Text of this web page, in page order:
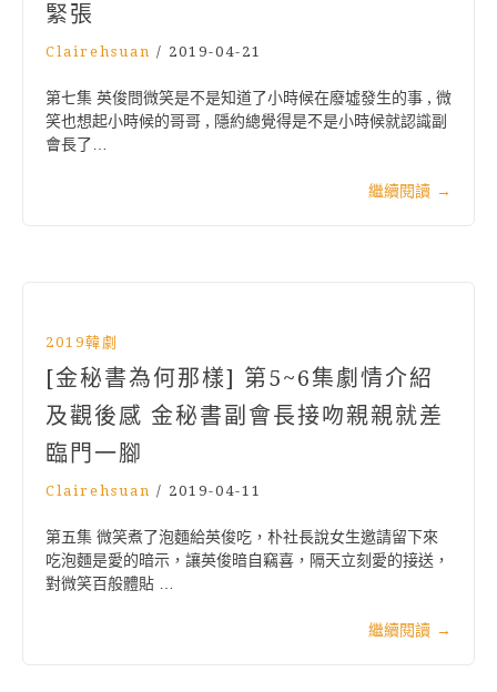
緊張
Clairehsuan / 2019-04-21
第七集 英俊問微笑是不是知道了小時候在廢墟發生的事 , 微
笑也想起小時候的哥哥 , 隱約總覺得是不是小時候就認識副
會長了…
繼續閱讀 →
2019韓劇
[金秘書為何那樣] 第5~6集劇情介紹
及觀後感 金秘書副會長接吻親親就差
臨門一腳
Clairehsuan / 2019-04-11
第五集 微笑煮了泡麵給英俊吃，朴社長說女生邀請留下來
吃泡麵是愛的暗示，讓英俊暗自竊喜，隔天立刻愛的接送，
對微笑百般體貼 …
繼續閱讀 →